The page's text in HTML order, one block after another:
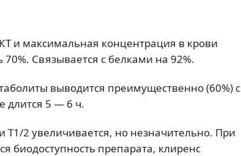
и максимальная концентрация в крови
70%. Связывается с белками на 92%.
выводится преимущественно (60%) с
длится 5 — 6 ч.
2 увеличивается, но незначительно. При
биодоступность препарата, клиренс